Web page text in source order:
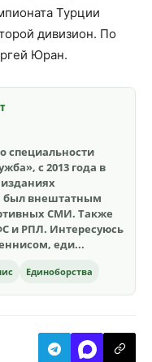
Турции
дивизион. По
Юран.
специальности
с 2013 года в
был внештатным
СМИ. Также
и РПЛ. Интересуюсь
еди...
Единоборства